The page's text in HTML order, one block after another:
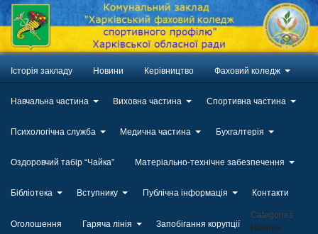
Історія закладу Новини Керівництво Фаховий коледж
Навчальна частина Виховна частина Спортивна частина
Психологічна служба Медична частина Бухгалтерія
Оздоровчий табір “Чайка” Матеріально-технічне забезпечення
Бібліотека Вступнику Публічна інформація Контакти
Оголошення Гаряча лінія Запобігання корупції
Categories
Новини